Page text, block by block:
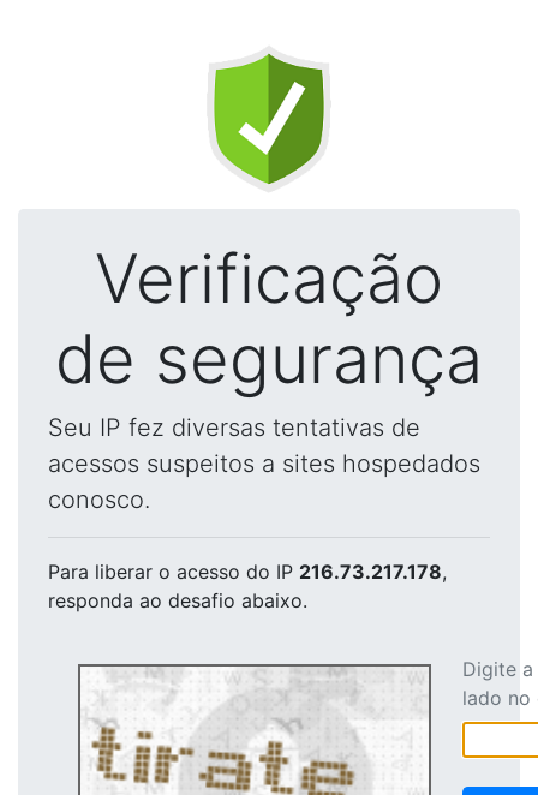
Verificação
de segurança
Seu IP fez diversas tentativas de
acessos suspeitos a sites hospedados
conosco.
Para liberar o acesso do IP 216.73.217.178,
responda ao desafio abaixo.
Digite
lado no